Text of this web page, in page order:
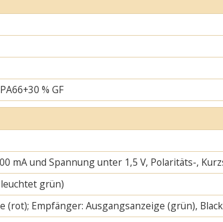
% GF
mA und Spannung unter 1,5 V, Polaritäts-,
grün)
(rot); Empfänger: Ausgangsanzeige (grün),